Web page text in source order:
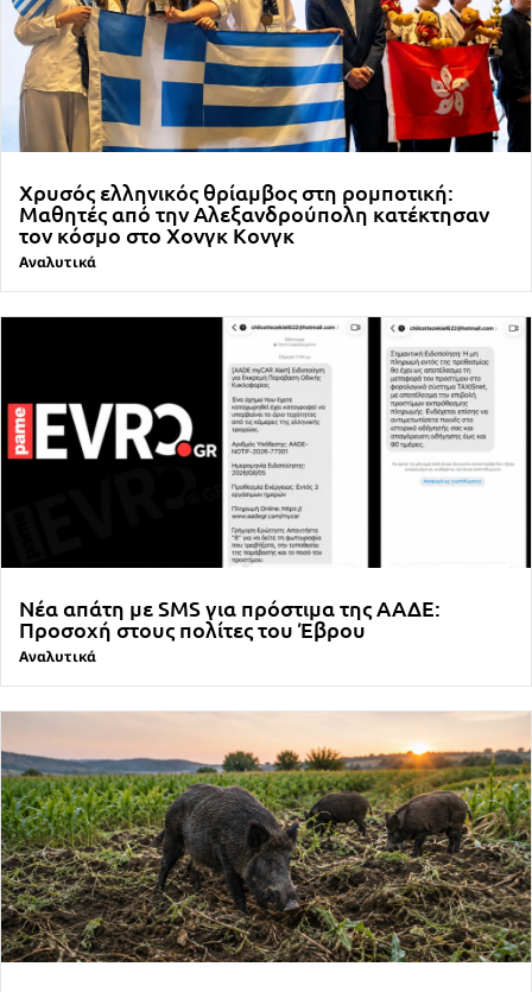
Χρυσός ελληνικός θρίαμβος στη ρομποτική:
Μαθητές από την Αλεξανδρούπολη κατέκτησαν
τον κόσμο στο Χονγκ Κονγκ
Αναλυτικά
Νέα απάτη με SMS για πρόστιμα της ΑΑΔΕ:
Προσοχή στους πολίτες του Έβρου
Αναλυτικά